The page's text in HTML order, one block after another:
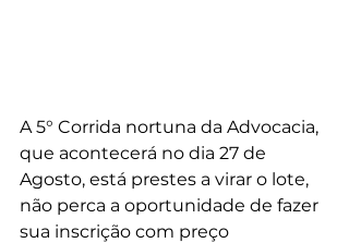
A 5° Corrida nortuna da Advocacia,
que acontecerá no dia 27 de
Agosto, está prestes a virar o lote,
não perca a oportunidade de fazer
sua inscrição com preço